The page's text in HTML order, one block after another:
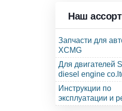
Наш
Запчасти для
XCMG
Для двигателей
diesel engine
Инструкции по
эксплуатации и